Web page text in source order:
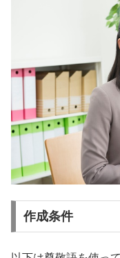
作成条件